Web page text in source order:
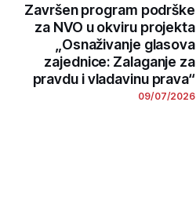
Završen program podrške
za NVO u okviru projekta
„Osnaživanje glasova
zajednice: Zalaganje za
pravdu i vladavinu prava“
09/07/2026